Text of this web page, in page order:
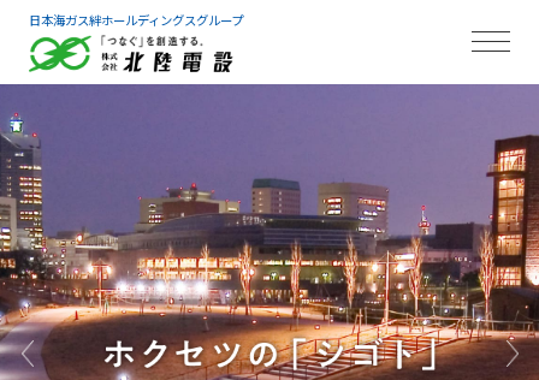
日本海ガス絆ホールディングスグループ
前の画像へ 次